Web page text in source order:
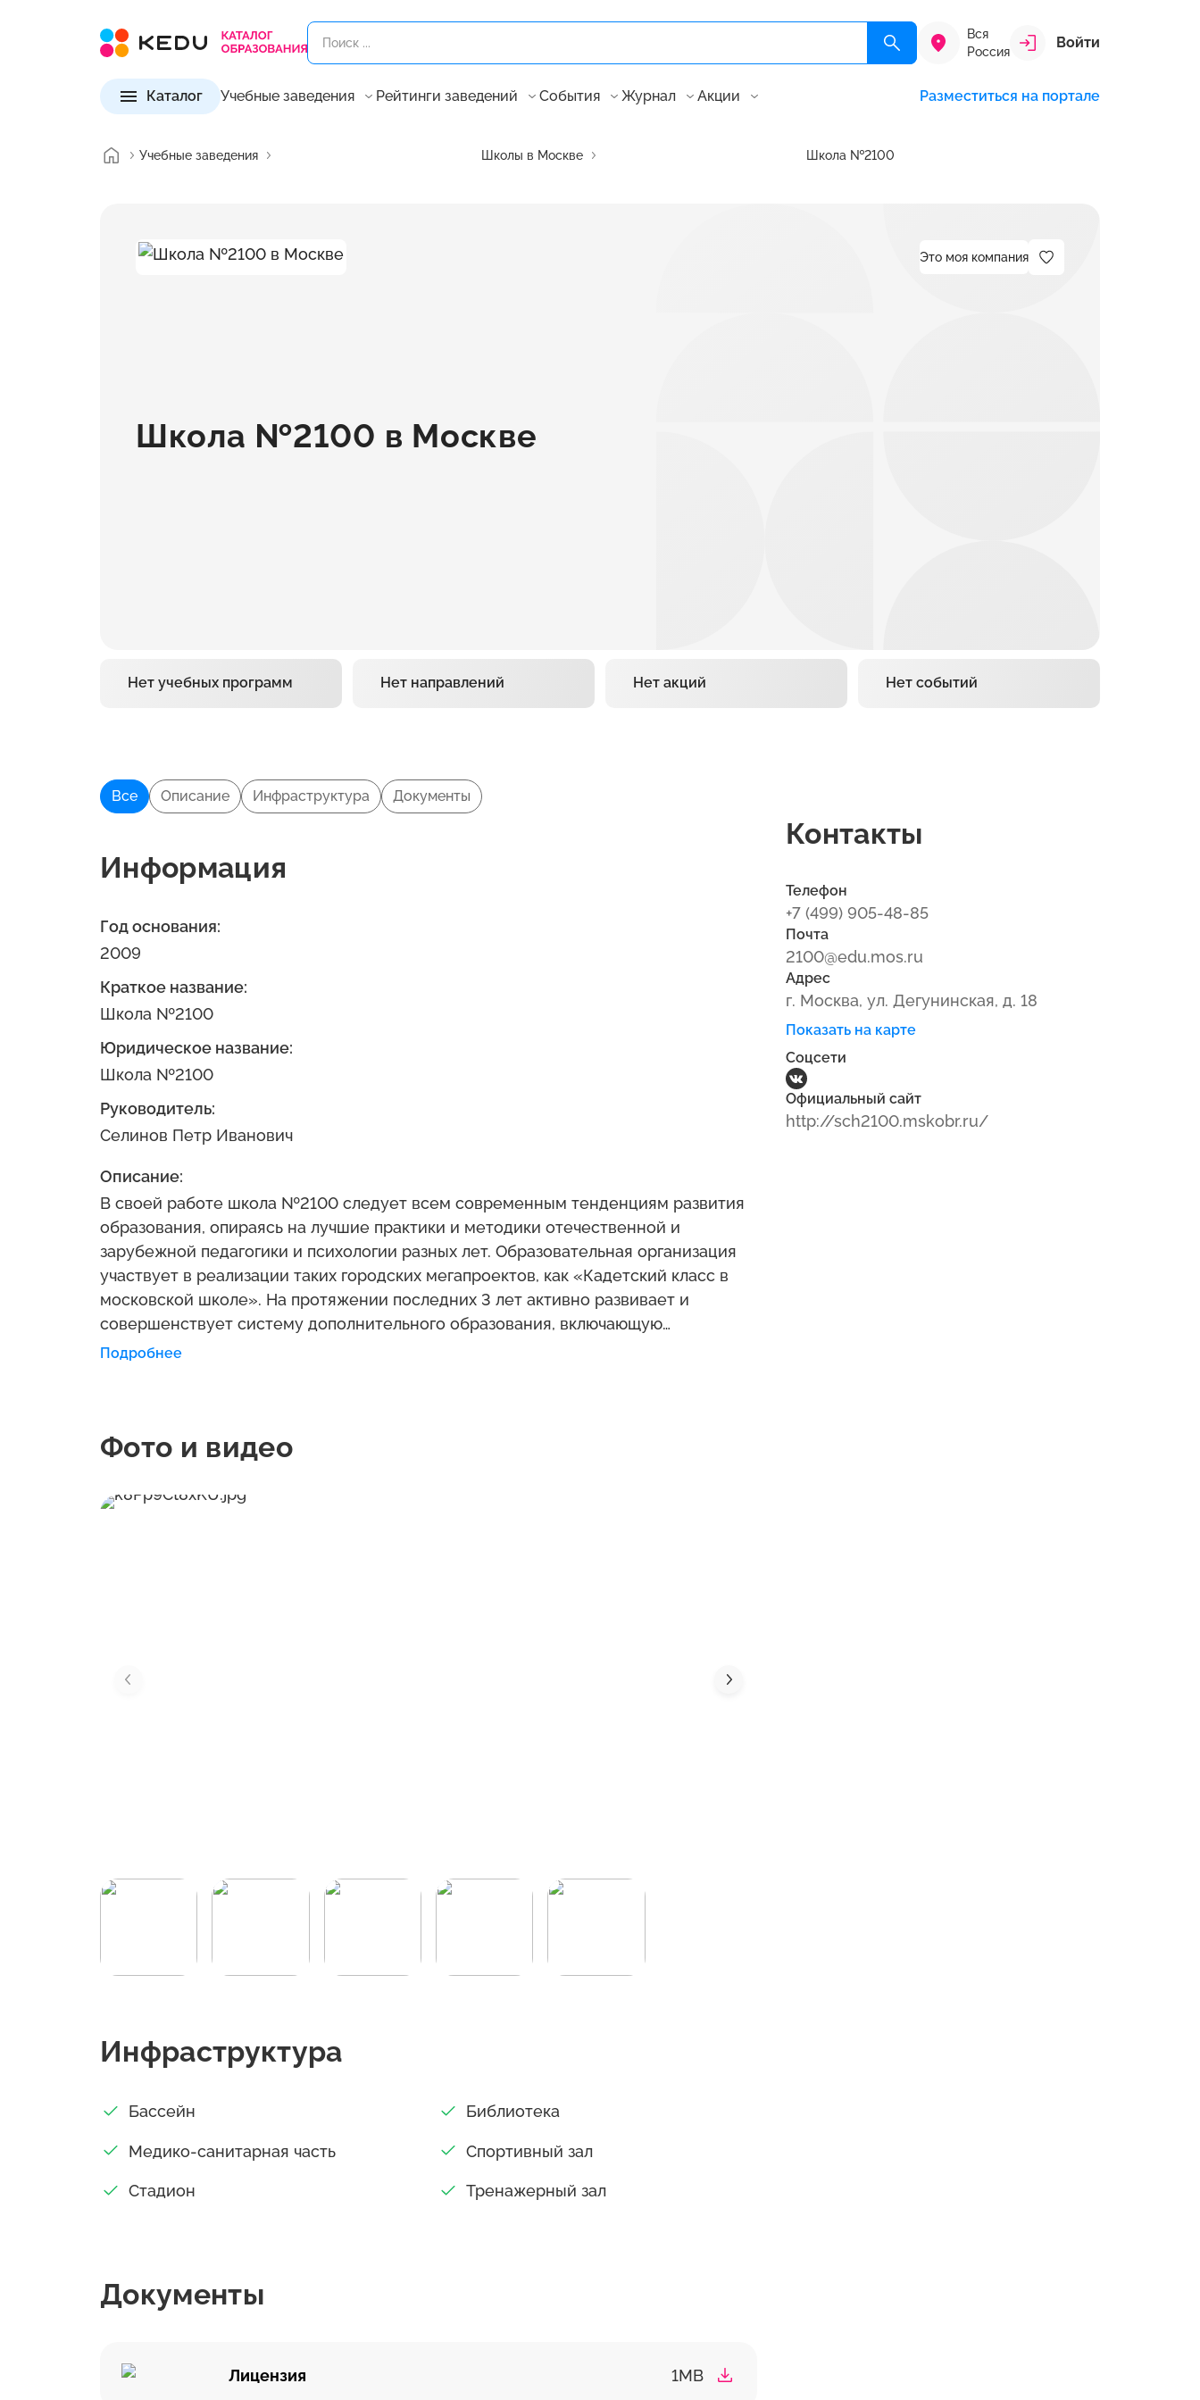
Вся
Россия
Войти
Каталог Учебные заведения Рейтинги заведений События Журнал Акции Разместиться на портале
Учебные заведения Школы в Москве Школа №2100
Это моя компания
Школа №2100 в Москве
Нет учебных программ Нет направлений Нет акций Нет событий
Все Описание Инфраструктура Документы
Информация
Год основания:
2009
Краткое название:
Школа №2100
Юридическое название:
Школа №2100
Руководитель:
Селинов Петр Иванович
Описание:
В своей работе школа №2100 следует всем современным тенденциям развития
образования, опираясь на лучшие практики и методики отечественной и
зарубежной педагогики и психологии разных лет. Образовательная организация
участвует в реализации таких городских мегапроектов, как «Кадетский класс в
московской школе». На протяжении последних 3 лет активно развивает и
совершенствует систему дополнительного образования, включающую
объединения физкультурно-оздоровительной, художественно-эстетической,
безопасности. Каждый учебный кабинет оборудован необходимым
Подробнее
Фото и видео
Инфраструктура
Бассейн Библиотека
Медико-санитарная часть Спортивный зал
Стадион Тренажерный зал
Документы
Лицензия 1MB
Контакты
Телефон
+7 (499) 905-48-85
Почта
2100@edu.mos.ru
Адрес
г. Москва, ул. Дегунинская, д. 18
Показать на карте
Соцсети
Официальный сайт
http://sch2100.mskobr.ru/